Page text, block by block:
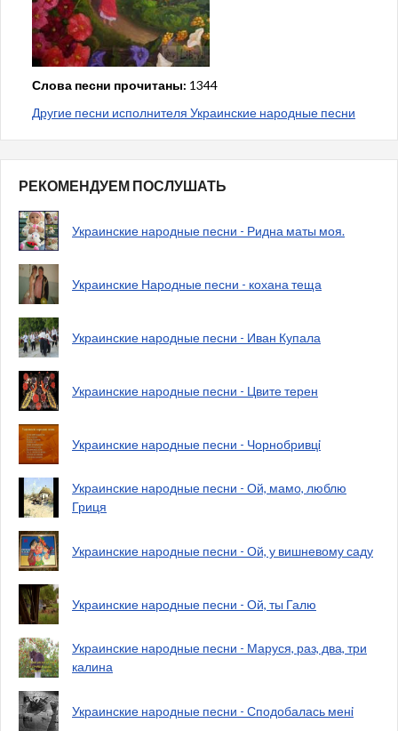
Слова песни прочитаны: 1344
Другие песни исполнителя Украинские народные песни
РЕКОМЕНДУЕМ ПОСЛУШАТЬ
Украинские народные песни - Ридна маты моя.
Украинские Народные песни - кохана теща
Украинские народные песни - Иван Купала
Украинские народные песни - Цвите терен
Украинские народные песни - Чорнобривцi
Украинские народные песни - Ой, мамо, люблю
Гриця
Украинские народные песни - Ой, у вишневому саду
Украинские народные песни - Ой, ты Галю
Украинские народные песни - Маруся, раз, два, три
калина
Украинские народные песни - Сподобалась менi